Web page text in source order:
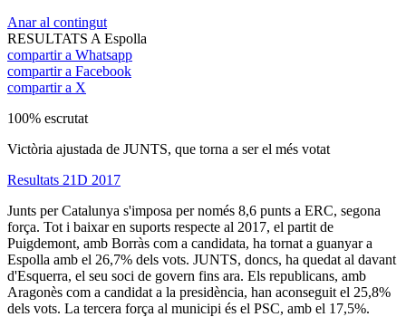
Anar al contingut
RESULTATS A Espolla
compartir a Whatsapp
compartir a Facebook
compartir a X
100% escrutat
Victòria ajustada de JUNTS, que torna a ser el més votat
Resultats 21D 2017
Junts per Catalunya s'imposa per només 8,6 punts a ERC, segona
força. Tot i baixar en suports respecte al 2017, el partit de
Puigdemont, amb Borràs com a candidata, ha tornat a guanyar a
Espolla amb el 26,7% dels vots. JUNTS, doncs, ha quedat al davant
d'Esquerra, el seu soci de govern fins ara. Els republicans, amb
Aragonès com a candidat a la presidència, han aconseguit el 25,8%
dels vots. La tercera força al municipi és el PSC, amb el 17,5%.